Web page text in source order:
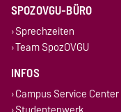
SPOZOVGU-BÜRO
Sprechzeiten
Team SpozOVGU
INFOS
Campus Service Center